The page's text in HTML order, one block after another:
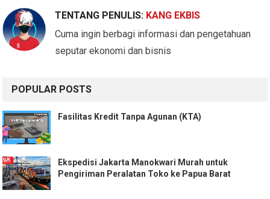
TENTANG PENULIS: KANG EKBIS
Cuma ingin berbagi informasi dan pengetahuan
seputar ekonomi dan bisnis
POPULAR POSTS
Fasilitas Kredit Tanpa Agunan (KTA)
Ekspedisi Jakarta Manokwari Murah untuk
Pengiriman Peralatan Toko ke Papua Barat